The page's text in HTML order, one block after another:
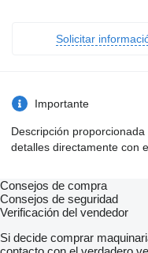
Solicitar
Importante
Descripción
detalles directamente con
Consejos de compra
Consejos de seguridad
Verificación del vendedor
Si decide comprar